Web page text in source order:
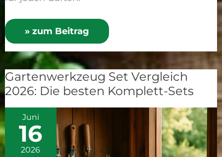
» zum Beitrag
Gartenwerkzeug Set Vergleich
2026: Die besten Komplett-Sets
Juni
16
2026
Gartenwerkzeug
Set
Vergleich
2026:
Die
besten